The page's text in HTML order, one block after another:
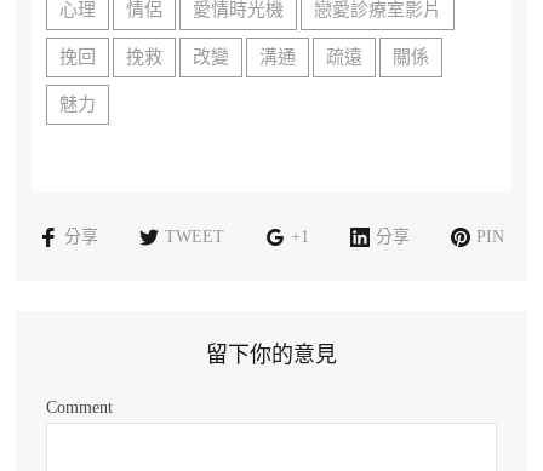
心理 情侶 愛情時光機 戀愛診療室影片
挽回 挽救 改變 溝通 疏遠 關係
魅力
分享 TWEET +1 分享 PIN
留下你的意見
Comment